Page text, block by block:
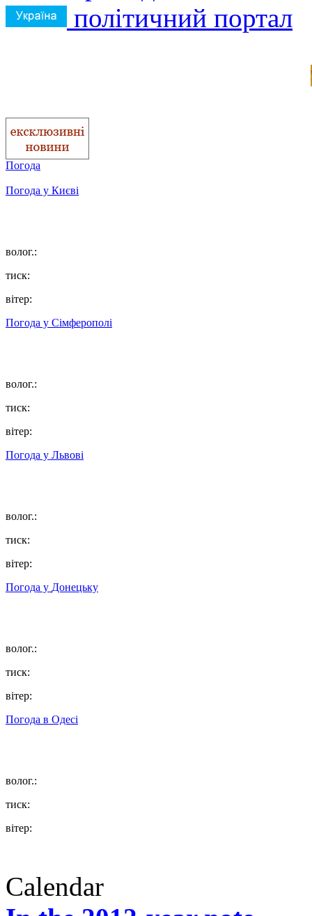
Погода
Погода у Києві
волог.:
тиск:
вітер:
Погода у Сімферополі
волог.:
тиск:
вітер:
Погода у Львові
волог.:
тиск:
вітер:
Погода у Донецьку
волог.:
тиск:
вітер:
Погода в Одесі
волог.:
тиск:
вітер:
Calendar